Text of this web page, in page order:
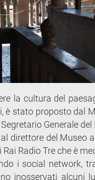
la cultura del
è stato proposto dal
Generale
direttore del Museo
Radio Tre che è
i social network,
inosservati alcuni